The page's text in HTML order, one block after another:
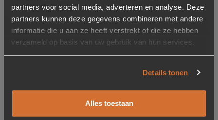
partners voor social media, adverteren en analyse. Deze
partners kunnen deze gegevens combineren met andere
informatie die u aan ze heeft verstrekt of die ze hebben
verzameld op basis van uw gebruik van hun services.
Details tonen
Alles toestaan
Toevoegen aan verlanglijstje
Verwijderen van verlanglijst
Vitrinekast Industrieel
Concept store
TV-meubel Helsinki